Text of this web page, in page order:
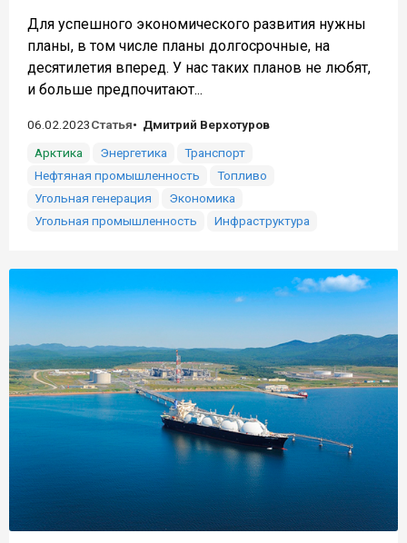
Для успешного экономического развития нужны
планы, в том числе планы долгосрочные, на
десятилетия вперед. У нас таких планов не любят,
и больше предпочитают...
06.02.2023Статья
Дмитрий Верхотуров
Арктика
Энергетика
Транспорт
Нефтяная промышленность
Топливо
Угольная генерация
Экономика
Угольная промышленность
Инфраструктура